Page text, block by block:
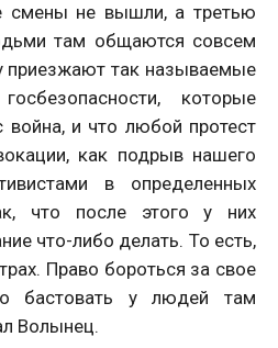
смены не вышли, а третью
там общаются совсем
приезжают так называемые
которые
война, и что любой протест
как подрыв нашего
в определенных
что после этого у них
что-либо делать. То есть,
Право бороться за свое
бастовать у людей там
Волынец.